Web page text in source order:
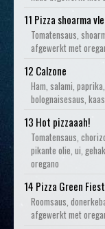
11 Pizza shoarma
Tomatensaus,
afgewerkt met
12 Calzone
Ham, salami,
bolognaisesaus, kaas
13 Hot pizzaaah!
Tomatensaus,
pikante olie, ui,
oregano
14 Pizza Green
Roomsaus,
afgewerkt met